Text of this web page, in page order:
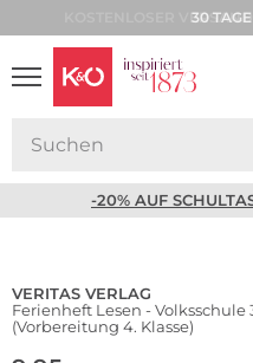
30
-20% AUF
VERITAS VERLAG
Ferienheft Lesen - Volksschule
(Vorbereitung 4. Klasse)